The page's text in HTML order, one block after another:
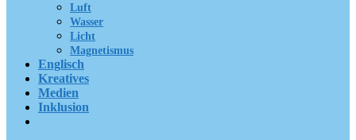
Luft
Wasser
Licht
Magnetismus
Englisch
Kreatives
Medien
Inklusion